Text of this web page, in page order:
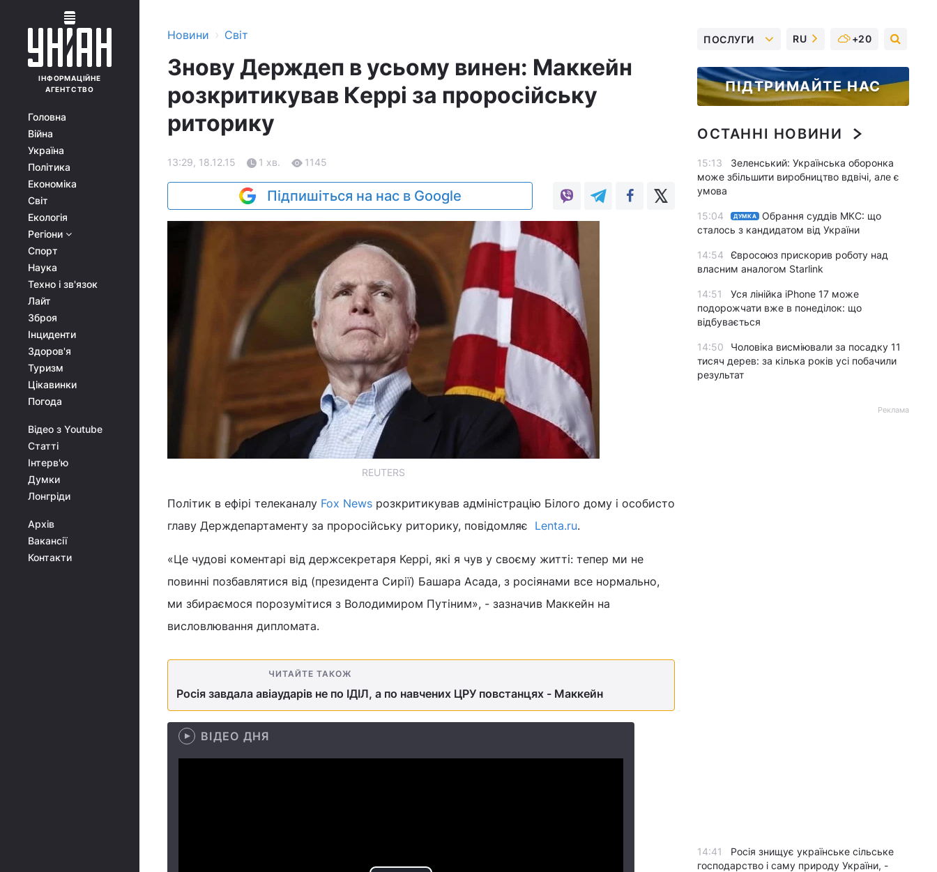
ІНФОРМАЦІЙНЕ
АГЕНТСТВО
Головна
Війна
Україна
Політика
Економіка
Світ
Екологія
Регіони
Спорт
Наука
Техно і зв'язок
Лайт
Зброя
Інциденти
Здоров'я
Туризм
Цікавинки
Погода
Відео з Youtube
Статті
Інтерв'ю
Думки
Лонгріди
Архів
Вакансії
Контакти
Новини › Світ
Знову Держдеп в усьому винен: Маккейн
розкритикував Керрі за проросійську
риторику
13:29, 18.12.15 1 хв. 1145
Підпишіться на нас в Google
REUTERS
Політик в ефірі телеканалу Fox News розкритикував адміністрацію Білого дому і особисто
главу Держдепартаменту за проросійську риторику, повідомляє Lenta.ru.
«Це чудові коментарі від держсекретаря Керрі, які я чув у своєму житті: тепер ми не
повинні позбавлятися від (президента Сирії) Башара Асада, з росіянами все нормально,
ми збираємося порозумітися з Володимиром Путіним», - зазначив Маккейн на
висловлювання дипломата.
ЧИТАЙТЕ ТАКОЖ
Росія завдала авіаударів не по ІДІЛ, а по навчених ЦРУ повстанцях - Маккейн
ВІДЕО ДНЯ
ПОСЛУГИ RU +20
ПІДТРИМАЙТЕ НАС
ОСТАННІ НОВИНИ
15:13
Зеленський: Українська оборонка
може збільшити виробництво вдвічі, але є
умова
15:04 ДУМКА
Обрання суддів МКС: що
сталось з кандидатом від України
14:54
Євросоюз прискорив роботу над
власним аналогом Starlink
14:51
Уся лінійка iPhone 17 може
подорожчати вже в понеділок: що
відбувається
14:50
Чоловіка висміювали за посадку 11
тисяч дерев: за кілька років усі побачили
результат
Реклама
14:41
Росія знищує українське сільське
господарство і саму природу України, -